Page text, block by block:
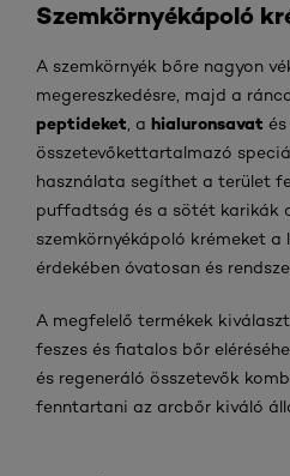
Szemkörnyékápoló
A szemkörnyék bőre nagyon
megereszkedésre, majd a
peptideket , a hialuronsavat
összetevőkettartalmazó
használata segíthet a terület
puffadtság és a sötét karikák
szemkörnyékápoló krémeket a
érdekében óvatosan és
A megfelelő termékek
feszes és fiatalos bőr
és regeneráló összetevők
fenntartani az arcbőr kiváló